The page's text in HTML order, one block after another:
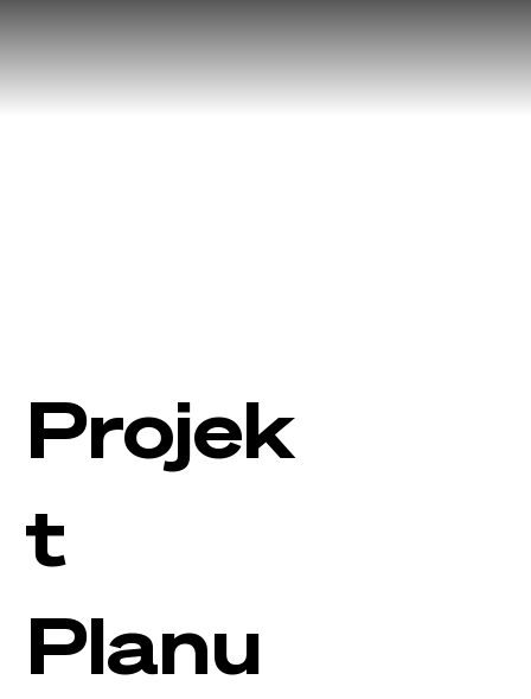
Projek
t
Planu